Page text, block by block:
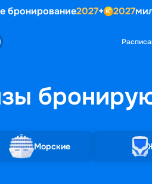
бронирование2027+ 2027
Морские